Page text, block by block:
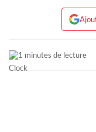
1 minutes de lecture